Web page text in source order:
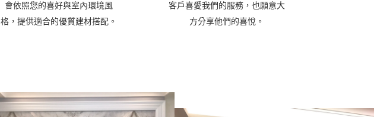
會依照您的喜好與室內環境風
格，提供適合的優質建材搭配。
客戶喜愛我們的服務，也願意大
方分享他們的喜悅。